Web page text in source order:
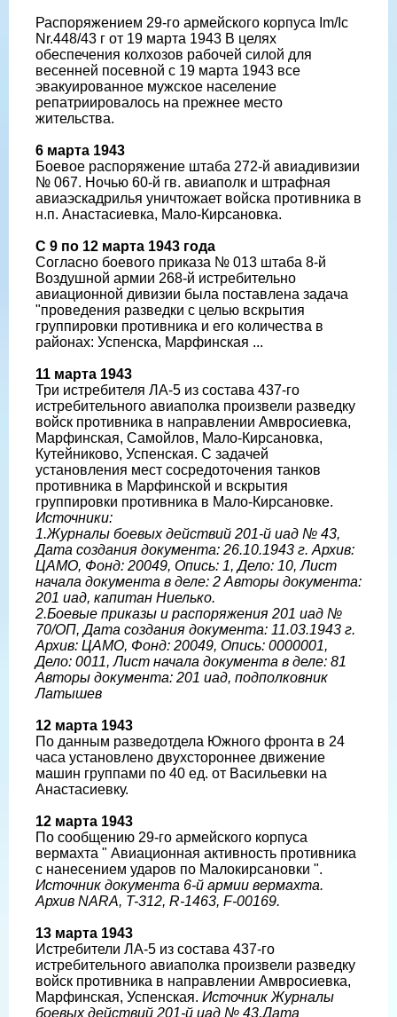
Распоряжением 29-го армейского корпуса Im/Ic
Nr.448/43 г от 19 марта 1943 В целях
обеспечения колхозов рабочей силой для
весенней посевной с 19 марта 1943 все
эвакуированное мужское население
репатриировалось на прежнее место
жительства.
6 марта 1943
Боевое распоряжение штаба 272-й авиадивизии
№ 067. Ночью 60-й гв. авиаполк и штрафная
авиаэскадрилья уничтожает войска противника в
н.п. Анастасиевка, Мало-Кирсановка.
С 9 по 12 марта 1943 года
Согласно боевого приказа № 013 штаба 8-й
Воздушной армии 268-й истребительно
авиационной дивизии была поставлена задача
"проведения разведки с целью вскрытия
группировки противника и его количества в
районах: Успенска, Марфинская ...
11 марта 1943
Три истребителя ЛА-5 из состава 437-го
истребительного авиаполка произвели разведку
войск противника в направлении Амвросиевка,
Марфинская, Самойлов, Мало-Кирсановка,
Кутейниково, Успенская. С задачей
установления мест сосредоточения танков
противника в Марфинской и вскрытия
группировки противника в Мало-Кирсановке.
Источники:
1.Журналы боевых действий 201-й иад № 43,
Дата создания документа: 26.10.1943 г. Архив:
ЦАМО, Фонд: 20049, Опись: 1, Дело: 10, Лист
начала документа в деле: 2 Авторы документа:
201 иад, капитан Ниелько.
2.Боевые приказы и распоряжения 201 иад №
70/ОП, Дата создания документа: 11.03.1943 г.
Архив: ЦАМО, Фонд: 20049, Опись: 0000001,
Дело: 0011, Лист начала документа в деле: 81
Авторы документа: 201 иад, подполковник
Латышев
12 марта 1943
По данным разведотдела Южного фронта в 24
часа установлено двухстороннее движение
машин группами по 40 ед. от Васильевки на
Анастасиевку.
12 марта 1943
По сообщению 29-го армейского корпуса
вермахта " Авиационная активность противника
с нанесением ударов по Малокирсановки ".
Источник документа 6-й армии вермахта.
Архив NARA, T-312, R-1463, F-00169.
13 марта 1943
Истребители ЛА-5 из состава 437-го
истребительного авиаполка произвели разведку
войск противника в направлении Амвросиевка,
Марфинская, Успенская. Источник Журналы
боевых действий 201-й иад № 43,Дата